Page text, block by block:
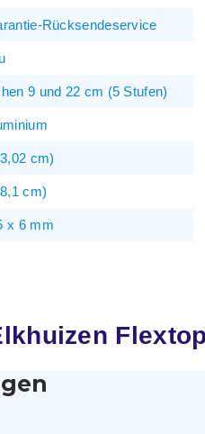
Rücksendeservice
9 und 22 cm (5 Stufen)
cm)
cm)
x 6 mm